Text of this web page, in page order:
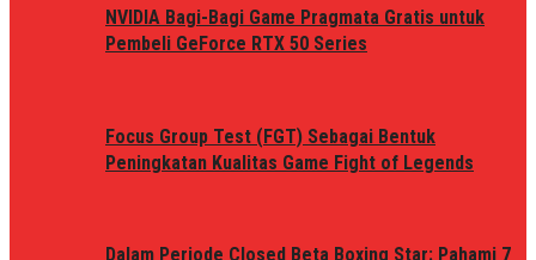
NVIDIA Bagi-Bagi Game Pragmata Gratis untuk
Pembeli GeForce RTX 50 Series
Focus Group Test (FGT) Sebagai Bentuk
Peningkatan Kualitas Game Fight of Legends
Dalam Periode Closed Beta Boxing Star: Pahami 7